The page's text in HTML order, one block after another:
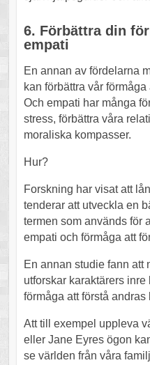
6. Förbättra din
empati
En annan av fördelarna
kan förbättra vår
Och empati har många
stress, förbättra våra
moraliska kompasser.
Hur?
Forskning har visat att
tenderar att utveckla en
termen som används för
empati och förmåga att
En annan studie fann att
utforskar karaktärers
förmåga att förstå andras
Att till exempel uppleva
eller Jane Eyres ögon
se världen från våra